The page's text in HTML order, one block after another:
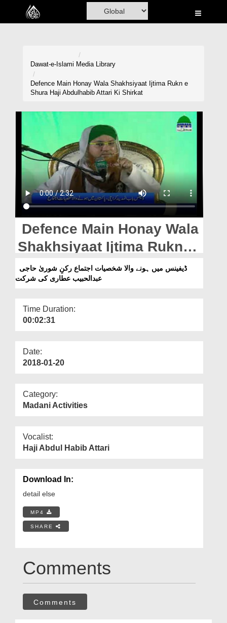
Home
Madani Channel
Volunteer Portal
Rohani Ilaj
Magazine
Departments
Our Websites
More
Dawat-e-Islami Media Library
Defence Main Honay Wala Shakhsiyaat Ijtima Rukn e
Shura Haji Abdulhabib Attari Ki Shirkat
Defence Main Honay Wala
Shakhsiyaat Ijtima Rukn e
Shura Haji Abdulhabib
Attari Ki Shirkat
عبدالحبیب عطاری کی شرکت
Time Duration:
00:02:31
Date:
2018-01-20
Category:
Madani Activities
Vocalist:
Haji Abdul Habib Attari
Download In:
detail else
MP4
SHARE
Comments
Comments